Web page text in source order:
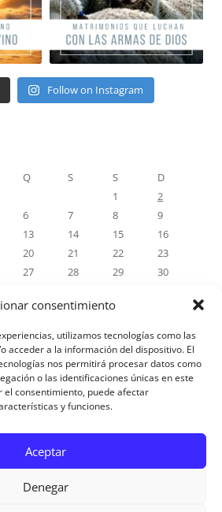
consentimiento
utilizamos tecnologías como las
acceder a la información del dispositivo. El
nos permitirá procesar datos como
o las identificaciones únicas en este
consentimiento, puede afectar
y funciones.
Aceptar
Denegar
Follow on Instagram
Q S S
D
1
2
6 7 8
9
13 14 15
16
20 21 22
23
27 28 29
30